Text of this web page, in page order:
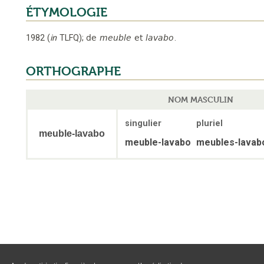
ÉTYMOLOGIE
1982 (in TLFQ); de meuble et lavabo.
ORTHOGRAPHE
NOM MASCULIN
meuble-lavabo
singulier pluriel
meuble-lavabo meubles-